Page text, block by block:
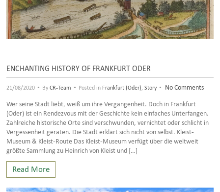
ENCHANTING HISTORY OF FRANKFURT ODER
21/08/2020 • ByCR-Team • Posted in Frankfurt (Oder) ,Story • No Comments
Wer seine Stadt liebt, weiß um ihre Vergangenheit. Doch in Frankfurt
(Oder) ist ein Rendezvous mit der Geschichte kein einfaches Unterfangen.
Zahlreiche historische Orte sind verschwunden, vernichtet oder schlicht in
Vergessenheit geraten. Die Stadt erklärt sich nicht von selbst. Kleist-
Museum & Kleist-Route Das Kleist-Museum verfügt über die weltweit
größte Sammlung zu Heinrich von Kleist und […]
Read More